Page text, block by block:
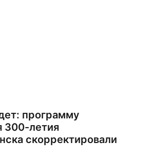
программу
300-летия
скорректировали